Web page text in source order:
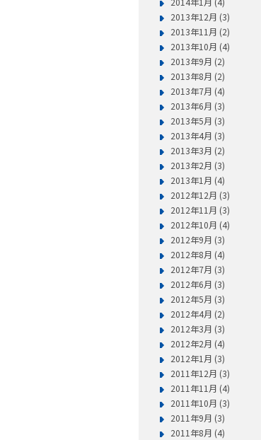
2013年12月 (3)
2013年11月 (2)
2013年10月 (4)
2013年9月 (2)
2013年8月 (2)
2013年7月 (4)
2013年6月 (3)
2013年5月 (3)
2013年4月 (3)
2013年3月 (2)
2013年2月 (3)
2013年1月 (4)
2012年12月 (3)
2012年11月 (3)
2012年10月 (4)
2012年9月 (3)
2012年8月 (4)
2012年7月 (3)
2012年6月 (3)
2012年5月 (3)
2012年4月 (2)
2012年3月 (3)
2012年2月 (4)
2012年1月 (3)
2011年12月 (3)
2011年11月 (4)
2011年10月 (3)
2011年9月 (3)
2011年8月 (4)